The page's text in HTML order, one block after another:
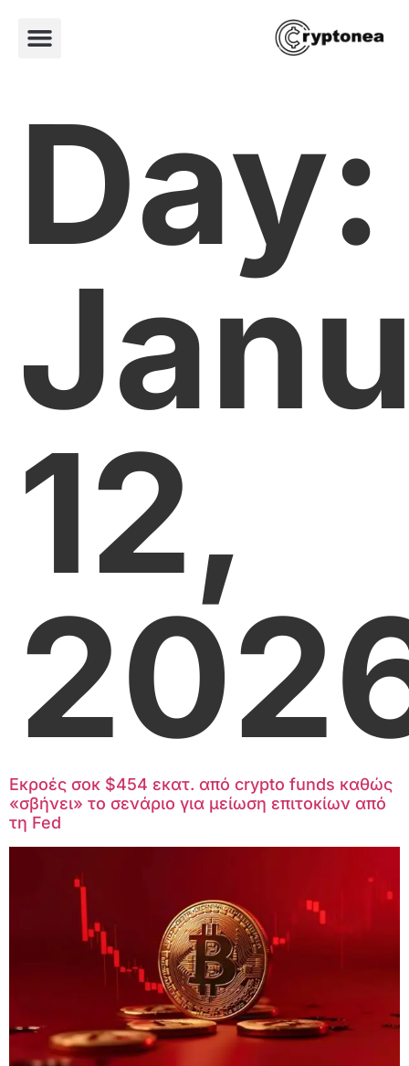
Day:
12,
Εκροές σοκ $454 εκατ. από crypto funds καθώς
«σβήνει» το σενάριο για μείωση επιτοκίων από
τη Fed